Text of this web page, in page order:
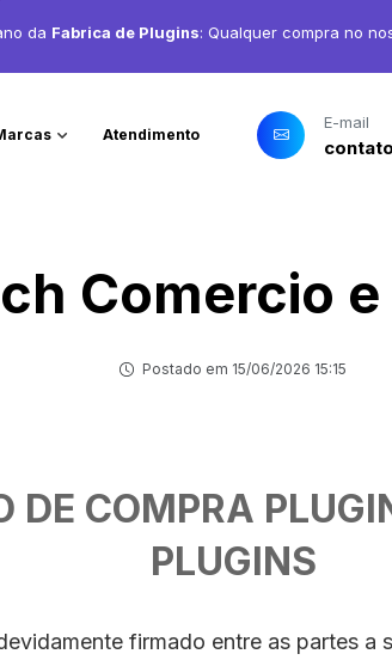
da Fabrica de Plugins: Qualquer compra no
Atendimento
E-mail
Comercio
Postado em 15/06/2026 15:15
DE COMPRA
PLUGINS
firmado entre as partes a